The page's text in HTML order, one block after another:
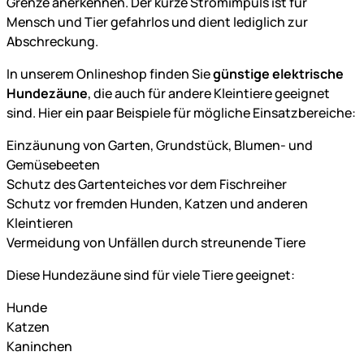
Mensch und Tier gefahrlos und dient lediglich zur
Abschreckung.
In unserem Onlineshop finden Siegünstige elektrische
Hundezäune, die auch für andere Kleintiere geeignet
sind. Hier ein paar Beispiele für mögliche Einsatzbereiche:
Einzäunung von Garten, Grundstück, Blumen- und
Gemüsebeeten
Schutz des Gartenteiches vor dem Fischreiher
Schutz vor fremden Hunden, Katzen und anderen
Kleintieren
Vermeidung von Unfällen durch streunende Tiere
Diese Hundezäune sind für viele Tiere geeignet:
Hunde
Katzen
Kaninchen